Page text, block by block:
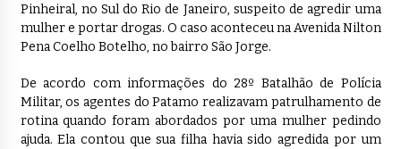
Pinheiral, no Sul do Rio de Janeiro, suspeito de agredir uma
mulher e portar drogas. O caso aconteceu na Avenida Nilton
Pena Coelho Botelho, no bairro São Jorge.
De acordo com informações do 28º Batalhão de Polícia
Militar, os agentes do Patamo realizavam patrulhamento de
rotina quando foram abordados por uma mulher pedindo
ajuda. Ela contou que sua filha havia sido agredida por um